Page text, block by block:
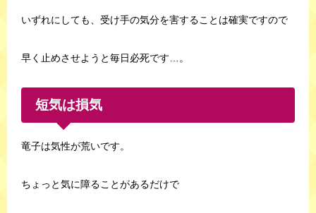
いずれにしても、受け手の気分を害することは確実ですので
早く止めさせようと毎日必死です…。
短気は損気
竜子は気性が荒いです。
ちょっと気に障ることがあるだけで